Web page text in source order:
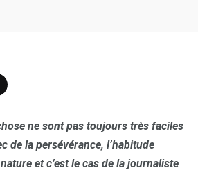
ne sont pas toujours très faciles
de la persévérance, l’habitude
et c’est le cas de la journaliste